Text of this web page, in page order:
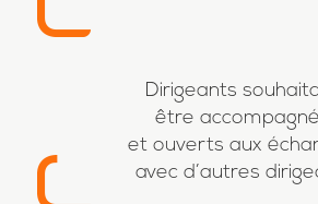
Dirigeants
être
et ouverts aux
avec d’autres